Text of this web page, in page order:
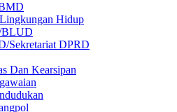
Hidup
BLUD
Sekretariat DPRD
Dan Kearsipan